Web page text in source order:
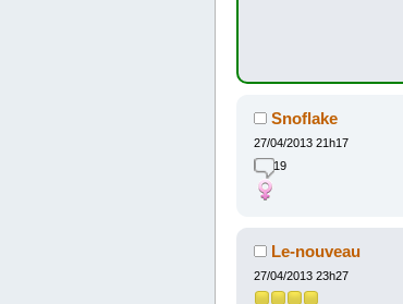
Snoflake
27/04/2013 21h17
19
Le-nouveau
27/04/2013 23h27